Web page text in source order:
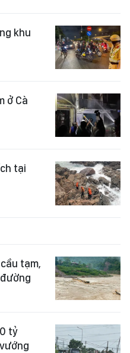
khu
ở Cà
tại
tạm,
tỷ